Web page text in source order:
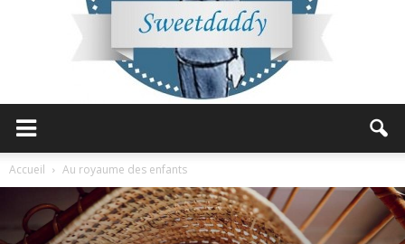
Accueil Au royaume des enfants